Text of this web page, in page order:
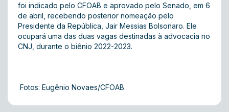
foi indicado pelo CFOAB e aprovado pelo Senado, em 6
de abril, recebendo posterior nomeação pelo
Presidente da República, Jair Messias Bolsonaro. Ele
ocupará uma das duas vagas destinadas à advocacia no
CNJ, durante o biênio 2022-2023.
Fotos: Eugênio Novaes/CFOAB